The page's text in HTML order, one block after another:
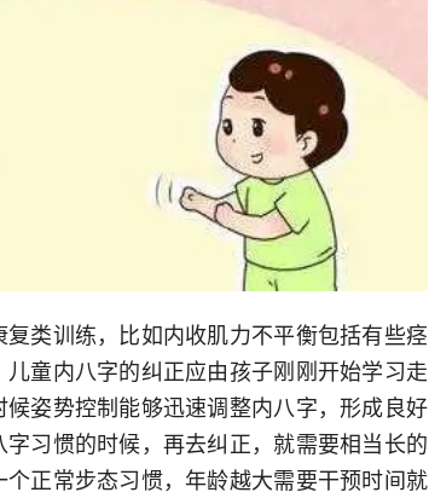
类训练，比如内收肌力不平衡包括有些痉
童内八字的纠正应由孩子刚刚开始学习走
姿势控制能够迅速调整内八字，形成良好
习惯的时候，再去纠正，就需要相当长的
正常步态习惯，年龄越大需要干预时间就